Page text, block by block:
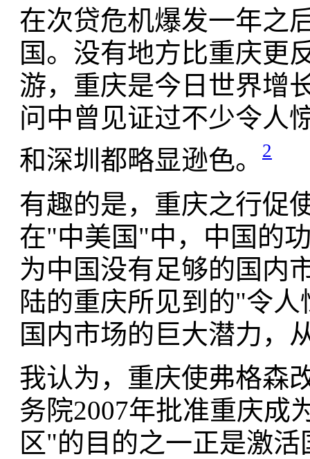
在次贷危机爆发一年之
国。没有地方比重庆更
游，重庆是今日世界增
问中曾见证过不少令人
和深圳都略显逊色。
2
有趣的是，重庆之行促
在"中美国"中，中国的
为中国没有足够的国内
陆的重庆所见到的"令
国内市场的巨大潜力，
我认为，重庆使弗格森
务院2007年批准重庆成
区"的目的之一正是激